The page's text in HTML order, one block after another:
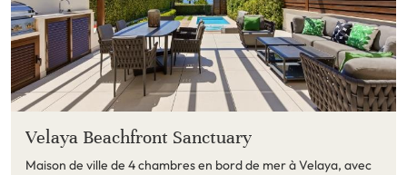
Velaya Beachfront Sanctuary
Maison de ville de 4 chambres en bord de mer à Velaya, avec